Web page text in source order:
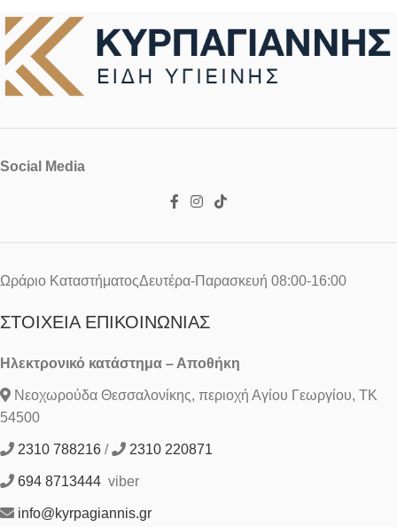
Social Media
Ωράριο ΚαταστήματοςΔευτέρα-Παρασκευή 08:00-16:00
ΣΤΟΙΧΕΊΑ ΕΠΙΚΟΙΝΩΝΊΑΣ
Ηλεκτρονικό κατάστημα – Αποθήκη
Νεοχωρούδα Θεσσαλονίκης, περιοχή Αγίου Γεωργίου, ΤΚ
54500
2310 788216 / 2310 220871
694 8713444 viber
info@kyrpagiannis.gr